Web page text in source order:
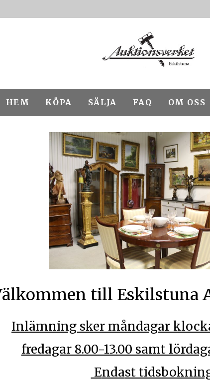
HEM KÖPA SÄLJA FAQ OM OSS
till Eskilstuna
Inlämning sker måndagar
fredagar 8.00-13.00 samt
Endast